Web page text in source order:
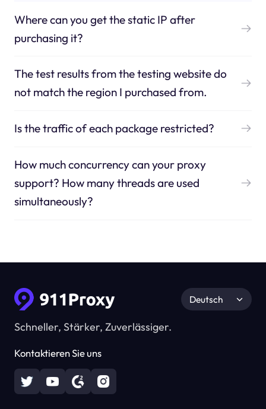
Where can you get the static IP after
purchasing it?
The test results from the testing website do
not match the region I purchased from.
Is the traffic of each package restricted?
How much concurrency can your proxy
support? How many threads are used
simultaneously?
Schneller, Stärker, Zuverlässiger.
Kontaktieren Sie uns
Deutsch